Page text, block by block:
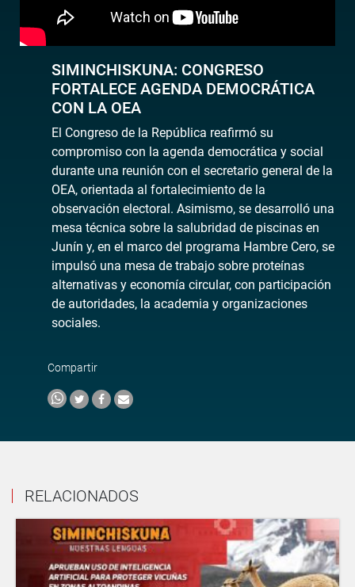
SIMINCHISKUNA: CONGRESO
FORTALECE AGENDA DEMOCRÁTICA
CON LA OEA
El Congreso de la República reafirmó su
compromiso con la agenda democrática y social
durante una reunión con el secretario general de la
OEA, orientada al fortalecimiento de la
observación electoral. Asimismo, se desarrolló una
mesa técnica sobre la salubridad de piscinas en
Junín y, en el marco del programa Hambre Cero, se
impulsó una mesa de trabajo sobre proteínas
alternativas y economía circular, con participación
de autoridades, la academia y organizaciones
sociales.
Compartir
RELACIONADOS